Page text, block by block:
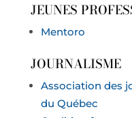
JEUNES
Mentoro
JOURNALISME
Association des
du Québec